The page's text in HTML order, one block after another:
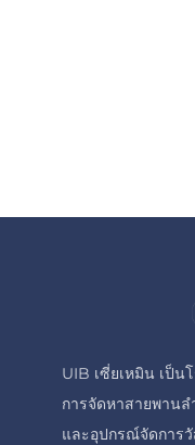
UIB เซี่ยเหมิน เป็น
การจัดหาสายพานล
และอุปกรณ์จัดการ